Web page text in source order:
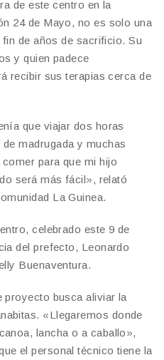
de este centro en la
24 de Mayo, no es solo una
de años de sacrificio. Su
y quien padece
recibir sus terapias cerca de
que viajar dos horas
madrugada y muchas
para que mi hijo
será más fácil», relató
La Guinea.
celebrado este 9 de
del prefecto, Leonardo
Buenaventura.
proyecto busca aliviar la
«Llegaremos donde
lancha o a caballo»,
el personal técnico tiene la